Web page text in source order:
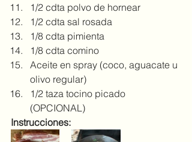
1/2 cdta polvo de hornear
1/2 cdta sal rosada
1/8 cdta pimienta
1/8 cdta comino
Aceite en spray (coco, aguacate u
olivo regular)
1/2 taza tocino picado
(OPCIONAL)
Instrucciones: